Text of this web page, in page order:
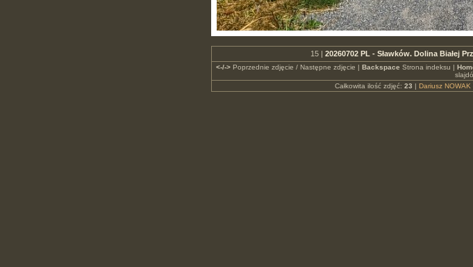
15 | 20260702 PL - Sławków. Dolina Białej
<-/->Poprzednie zdjęcie / Następne zdjęcie | Backspace Strona indeksu |
Całkowita ilość zdjęć: 23 | Dariusz